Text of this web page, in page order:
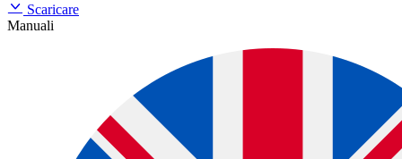
Scaricare
Manuali